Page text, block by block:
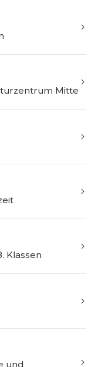
Mitte
Klassen
und